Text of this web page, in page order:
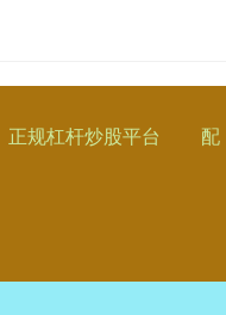
正规杠杆炒股平台
配